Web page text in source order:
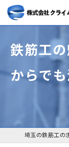
鉄筋工
からで